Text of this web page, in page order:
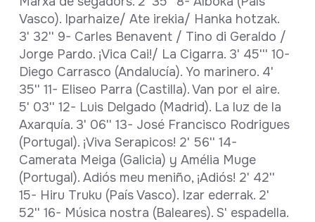
Vasco). Iparhaize/ Ate irekia/ Hanka hotzak.
3' 32'' 9- Carles Benavent / Tino di Geraldo /
Jorge Pardo. ¡Vica Cai!/ La Cigarra. 3' 45''' 10-
Diego Carrasco (Andalucía). Yo marinero. 4'
35'' 11- Eliseo Parra (Castilla). Van por el aire.
5' 03'' 12- Luis Delgado (Madrid). La luz de la
Axarquía. 3' 06'' 13- José Francisco Rodrigues
(Portugal). ¡Viva Serapicos! 2' 56'' 14-
Camerata Meiga (Galicia) y Amélia Muge
(Portugal). Adiós meu meniño, ¡Adiós! 2' 42''
15- Hiru Truku (País Vasco). Izar ederrak. 2'
52'' 16- Música nostra (Baleares). S' espadella.